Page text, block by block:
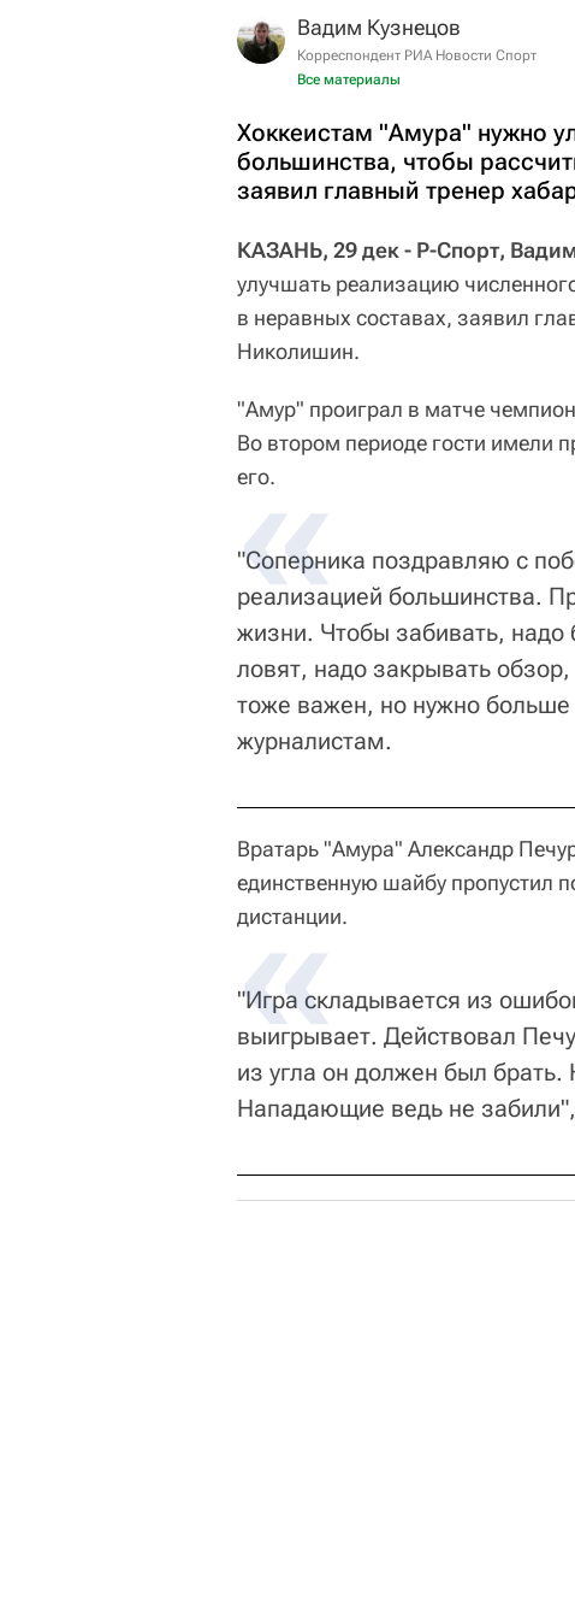
Вадим Кузнецов
Корреспондент РИА Новости Спорт
Все материалы
Хоккеистам "Амура" нужно
большинства, чтобы
заявил главный тренер
КАЗАНЬ, 29 дек - Р-Спорт,
улучшать реализацию
в неравных составах, заявил
Николишин.
"Амур" проиграл в матче
Во втором периоде гости имели
его.
"Соперника поздравляю с
реализацией большинства.
жизни. Чтобы забивать, надо
ловят, надо закрывать
тоже важен, но нужно
журналистам.
Вратарь "Амура" Александр
единственную шайбу пропустил
дистанции.
"Игра складывается из
выигрывает. Действовал
из угла он должен был брать.
Нападающие ведь не